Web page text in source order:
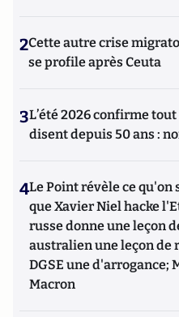
2Cette autre crise
se profile après Ceuta
3L’été 2026 confirme
disent depuis 50 ans :
4Le Point révèle ce
que Xavier Niel hacke
russe donne une leçon
australien une leçon de
DGSE une d'arrogance;
Macron